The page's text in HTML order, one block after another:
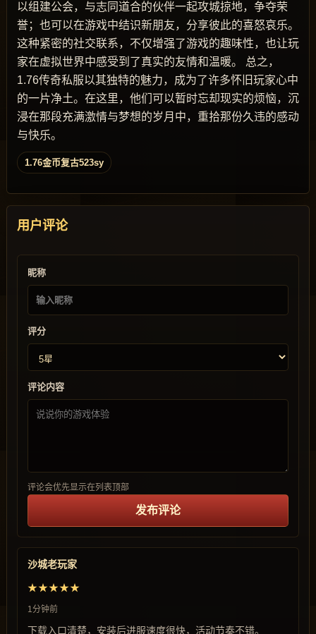
以组建公会，与志同道合的伙伴一起攻城掠地，争夺荣
誉；也可以在游戏中结识新朋友，分享彼此的喜怒哀乐。
这种紧密的社交联系，不仅增强了游戏的趣味性，也让玩
家在虚拟世界中感受到了真实的友情和温暖。 总之，
1.76传奇私服以其独特的魅力，成为了许多怀旧玩家心中
的一片净土。在这里，他们可以暂时忘却现实的烦恼，沉
浸在那段充满激情与梦想的岁月中，重拾那份久违的感动
与快乐。
1.76金币复古523sy
用户评论
昵称
评分
评论内容
评论会优先显示在列表顶部
发布评论
沙城老玩家
★★★★★
1分钟前
下载入口清楚，安装后进服速度很快，活动节奏不错。